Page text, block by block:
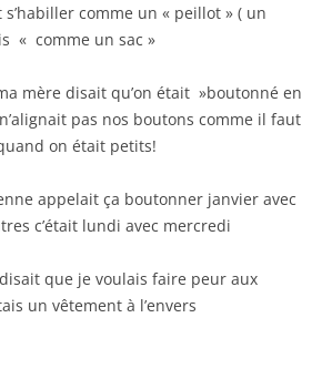
comme un « peillot » ( un
« comme un sac »
mère disait qu’on était »boutonné en
pas nos boutons comme il faut
on était petits!
appelait ça boutonner janvier avec
c’était lundi avec mercredi
que je voulais faire peur aux
un vêtement à l’envers